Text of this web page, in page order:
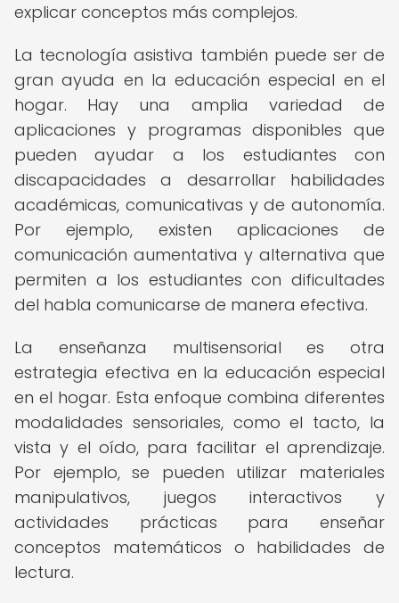
explicar conceptos más complejos.
La tecnología asistiva también puede ser de
gran ayuda en la educación especial en el
hogar. Hay una amplia variedad de
aplicaciones y programas disponibles que
pueden ayudar a los estudiantes con
discapacidades a desarrollar habilidades
académicas, comunicativas y de autonomía.
Por ejemplo, existen aplicaciones de
comunicación aumentativa y alternativa que
permiten a los estudiantes con dificultades
del habla comunicarse de manera efectiva.
La enseñanza multisensorial es otra
estrategia efectiva en la educación especial
en el hogar. Esta enfoque combina diferentes
modalidades sensoriales, como el tacto, la
vista y el oído, para facilitar el aprendizaje.
Por ejemplo, se pueden utilizar materiales
manipulativos, juegos interactivos y
actividades prácticas para enseñar
conceptos matemáticos o habilidades de
lectura.